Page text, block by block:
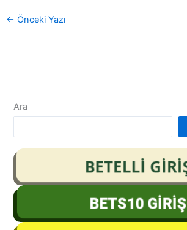
← Önceki Yazı
Ara